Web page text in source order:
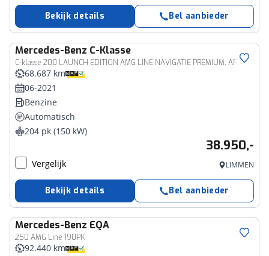
Bekijk details Bel aanbieder
Mercedes-Benz C-Klasse
C-klasse 200 LAUNCH EDITION AMG LINE NAVIGATIE PREMIUM, APPLE CARPLAY, DAB RADIO, SFEERVERLICHTING, MEMORY STOELEN, STOELVERWARMING, DODEHOEK EN SPOORASSIST, CAMERA, PDC HULP V/A, DIGITAL LICHT, 19"AMG-VELGEN, ENZ. ENZ. FULL OPTIONS!!
68.687 km
06-2021
Benzine
Automatisch
204 pk (150 kW)
38.950,-
Vergelijk LIMMEN
Bekijk details Bel aanbieder
Mercedes-Benz EQA
250 AMG Line 190PK
92.440 km